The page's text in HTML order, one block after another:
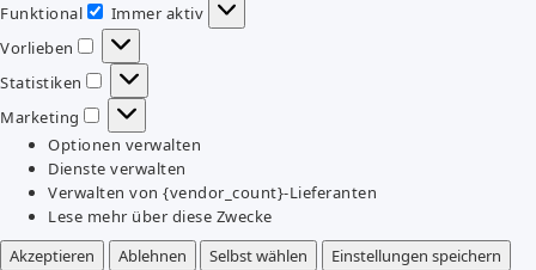
Funktional
Funktional
Immer aktiv
Vorlieben
Vorlieben
Statistiken
Statistiken
Marketing
Marketing
Optionen verwalten
Dienste verwalten
Verwalten von {vendor_count}-Lieferanten
Lese mehr über diese Zwecke
Akzeptieren
Ablehnen Selbst wählen
Einstellungen speichern